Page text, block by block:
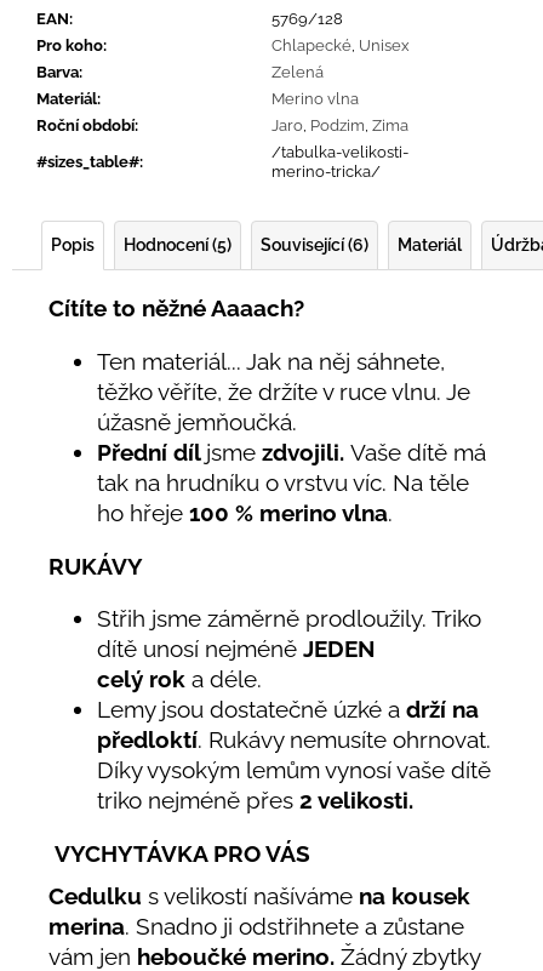
EAN:
5769/128
Pro koho: Chlapecké, Unisex
Barva:
Zelená
Materiál:
Merino vlna
Roční období: Jaro, Podzim, Zima
#sizes_table#:
/tabulka-velikosti-
merino-tricka/
Popis Hodnocení (5) Související (6) Materiál
Cítíte to něžné Aaaach?
Ten materiál... Jak na něj sáhnete,
těžko věříte, že držíte v ruce vlnu. Je
úžasně jemňoučká.
Přední díl jsme zdvojili. Vaše dítě má
tak na hrudníku o vrstvu víc. Na těle
ho hřeje 100 % merino vlna.
RUKÁVY
Střih jsme záměrně prodloužily. Triko
dítě unosí nejméně JEDEN
celý rok a déle.
Lemy jsou dostatečně úzké a drží na
předloktí. Rukávy nemusíte ohrnovat.
Díky vysokým lemům vynosí vaše dítě
triko nejméně přes 2 velikosti.
VYCHYTÁVKA PRO VÁS
Cedulku s velikostí našíváme na kousek
merina. Snadno ji odstřihnete a zůstane
vám jen heboučké merino. Žádný zbytky